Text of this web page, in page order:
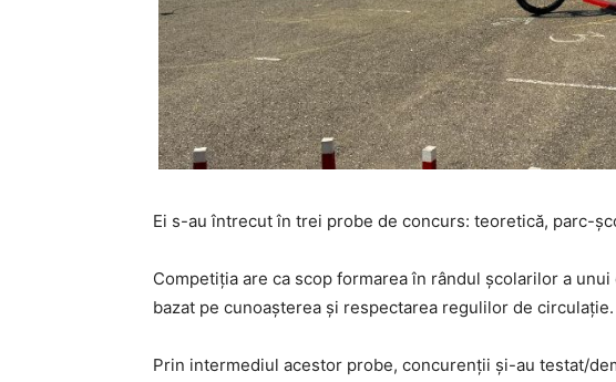
Ei s-au întrecut în trei probe de concurs: teoretică, parc-
Competiția are ca scop formarea în rândul școlarilor a
bazat pe cunoașterea și respectarea regulilor de circulație.
Prin intermediul acestor probe, concurenții și-au testat/